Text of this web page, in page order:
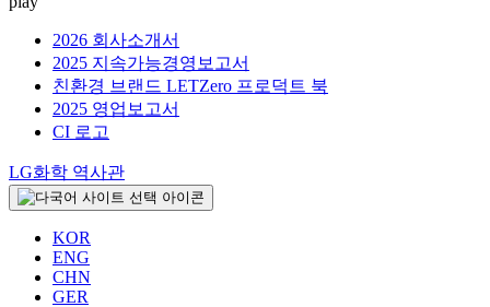
2026 회사소개서
2025 지속가능경영보고서
친환경 브랜드 LETZero 프로덕트 북
2025 영업보고서
CI 로고
LG화학 역사관
KOR
ENG
CHN
GER